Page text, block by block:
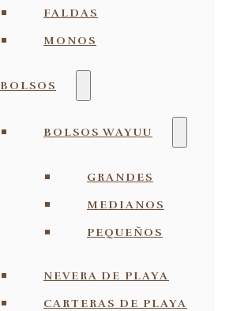
FALDAS
MONOS
BOLSOS
BOLSOS WAYUU
GRANDES
MEDIANOS
PEQUEÑOS
NEVERA DE PLAYA
CARTERAS DE PLAYA